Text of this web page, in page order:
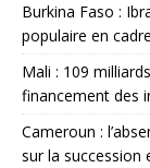
Burkina Faso :
populaire en
Mali : 109
financement des
Cameroun :
sur la succession